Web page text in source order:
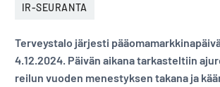
IR-SEURANTA
Terveystalo järjesti
4.12.2024. Päivän aikana tarkasteltiin
reilun vuoden menestyksen takana ja